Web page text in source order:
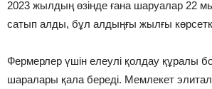
2023 жылдың өзінде ғана шаруалар 22
сатып алды, бұл алдыңғы жылғы
Фермерлер үшін елеулі қолдау құралы
шаралары қала береді. Мемлекет